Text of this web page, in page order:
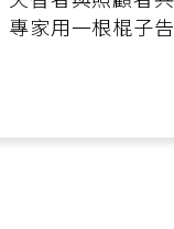
失智者與照顧者
專家用一根棍子
轉退化大腦（線